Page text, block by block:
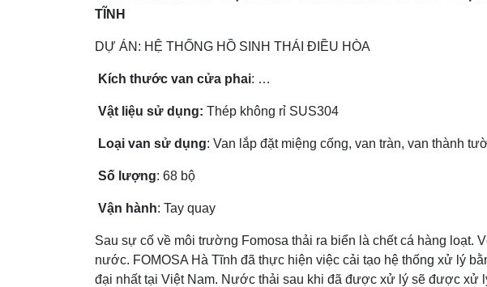
TĨNH
DỰ ÁN: HỆ THỐNG HỒ SINH THÁI ĐIỀU HÒA
Kích thước van cửa phai: …
Vật liệu sử dụng: Thép không rỉ SUS304
Loại van sử dụng: Van lắp đặt miệng cống, van tràn, van thành
Số lượng: 68 bộ
Vận hành: Tay quay
Sau sự cố về môi trường Fomosa thải ra biển là chết cá hàng loạt.
nước. FOMOSA Hà Tĩnh đã thực hiện việc cải tạo hệ thống xử lý
đại nhất tại Việt Nam. Nước thải sau khi đã được xử lý sẽ được xử